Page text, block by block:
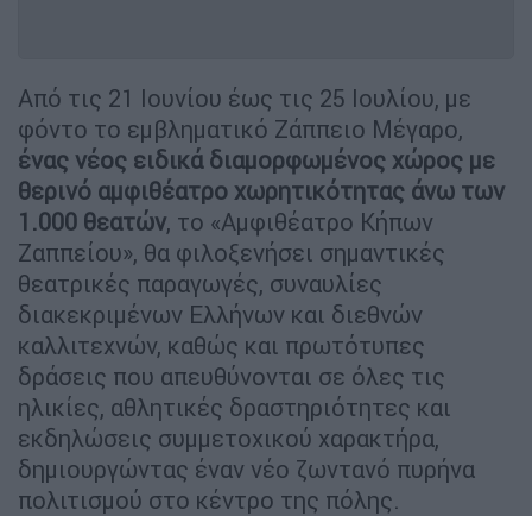
Από τις 21 Ιουνίου έως τις 25 Ιουλίου, με
φόντο το εμβληματικό Ζάππειο Μέγαρο,
ένας νέος ειδικά διαμορφωμένος χώρος με
θερινό αμφιθέατρο χωρητικότητας άνω των
1.000 θεατών, το «Αμφιθέατρο Κήπων
Ζαππείου», θα φιλοξενήσει σημαντικές
θεατρικές παραγωγές, συναυλίες
διακεκριμένων Ελλήνων και διεθνών
καλλιτεχνών, καθώς και πρωτότυπες
δράσεις που απευθύνονται σε όλες τις
ηλικίες, αθλητικές δραστηριότητες και
εκδηλώσεις συμμετοχικού χαρακτήρα,
δημιουργώντας έναν νέο ζωντανό πυρήνα
πολιτισμού στο κέντρο της πόλης.